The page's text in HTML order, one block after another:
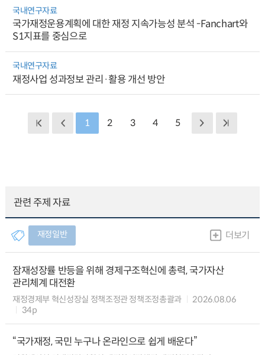
국내연구자료
국가재정운용계획에 대한 재정 지속가능성 분석 -Fanchart와
S1지표를 중심으로
국내연구자료
재정사업 성과정보 관리·활용 개선 방안
1 2 3 4 5
관련 주제 자료
재정일반 더보기
잠재성장률 반등을 위해 경제구조혁신에 총력, 국가자산
관리체계 대전환
재정경제부 혁신성장실 정책조정관 정책조정총괄과
2026.08.06
34p
“국가재정, 국민 누구나 온라인으로 쉽게 배운다”